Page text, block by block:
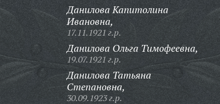
Данилова Капитолина
Ивановна,
17.11.1921 г.р.
Данилова Ольга Тимофеевна,
19.07.1921 г.р.
Данилова Татьяна
Степановна,
30.09.1923 г.р.